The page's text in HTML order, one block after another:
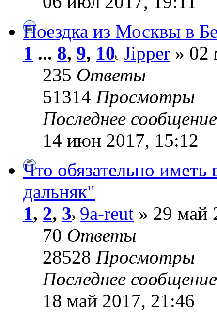
Поездка из Москвы в
1 ... 8, 9, 10 Jipper » 02
235 Ответы
51314 Просмотры
Последнее
14 июн 2017, 15:12
Что обязательно
дальняк"
1, 2, 3 9a-reut » 29 май
70 Ответы
28528 Просмотры
Последнее
18 май 2017, 21:46